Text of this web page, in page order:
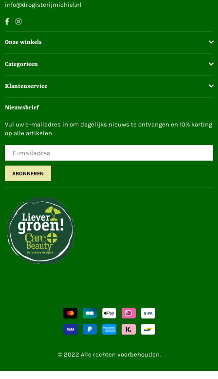
info@drogisterijmichiel.nl
FacebookInstagram
Onze winkels
Categorieen
Klantenservice
Nieuwsbrief
Vul uw e-mailadres in om dagelijks nieuws te ontvangen en 10% korting
op alle artikelen.
ABONNEREN
© 2022 Alle rechten voorbehouden.